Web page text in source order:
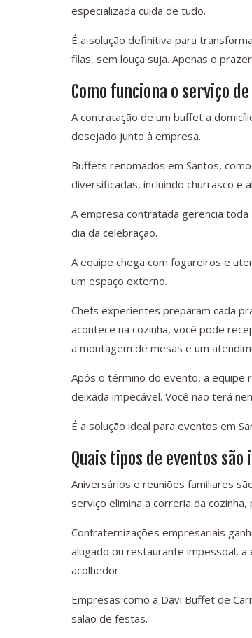
especializada cuida de tudo.
É a solução definitiva para
filas, sem louça suja. Apenas o
Como funciona o serviço
A contratação de um buffet a
desejado junto à empresa.
Buffets renomados em Santos,
diversificadas, incluindo churrasco e
A empresa contratada gerencia
dia da celebração.
A equipe chega com fogareiros e
um espaço externo.
Chefs experientes preparam cada
acontece na cozinha, você pode
a montagem de mesas e um
Após o término do evento, a equipe
deixada impecável. Você não terá
É a solução ideal para eventos em
Quais tipos de eventos
Aniversários e reuniões familiares
serviço elimina a correria da
Confraternizações empresariais
alugado ou restaurante impessoal,
acolhedor.
Empresas como a Davi Buffet de
salão de festas.